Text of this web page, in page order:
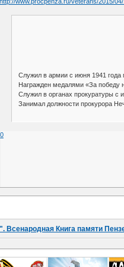
Служил в армии с июня 1941 года
Награжден медалями «За победу
Служил в органах прокуратуры с
Занимал должности прокурора
0
Всенародная Книга памяти